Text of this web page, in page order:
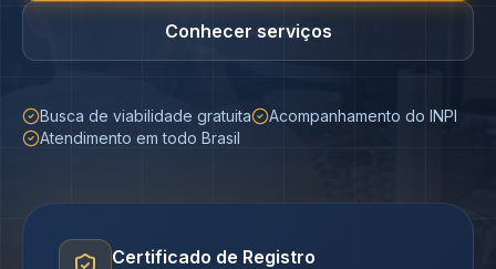
Conhecer serviços
Busca de viabilidade gratuita
Acompanhamento do INPI
Atendimento em todo Brasil
Certificado de Registro